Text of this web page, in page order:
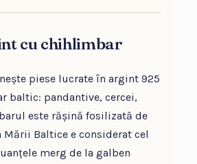
cu chihlimbar
piese lucrate în argint 925
baltic: pandantive, cercei,
este rășină fosilizată de
Baltice e considerat cel
merg de la galben